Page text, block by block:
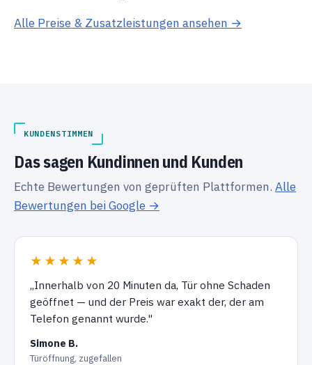
Alle Preise & Zusatzleistungen ansehen →
KUNDENSTIMMEN
Das sagen Kundinnen und Kunden
Echte Bewertungen von geprüften Plattformen. Alle
Bewertungen bei Google →
★★★★★
„Innerhalb von 20 Minuten da, Tür ohne Schaden
geöffnet — und der Preis war exakt der, der am
Telefon genannt wurde."
Simone B.
Türöffnung, zugefallen